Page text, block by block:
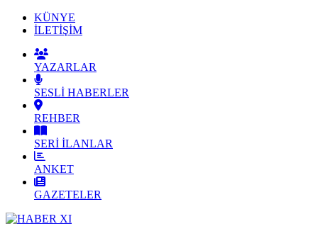
KÜNYE
İLETİŞİM
YAZARLAR
SESLİ HABERLER
REHBER
SERİ İLANLAR
ANKET
GAZETELER